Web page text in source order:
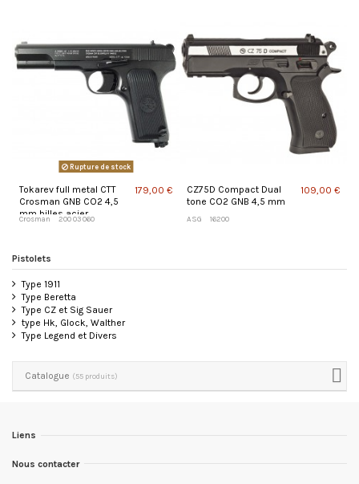
Rupture de stock
Tokarev full metal CTT
Crosman GNB CO2 4,5
mm billes acier
Crosman 200 03 060
179,00 €
CZ75D Compact Dual
tone CO2 GNB 4,5 mm
ASG 16200
109,00 €
Pistolets
Type 1911
Type Beretta
Type CZ et Sig Sauer
type Hk, Glock, Walther
Type Legend et Divers
Catalogue (55 produits)
Liens
Nous contacter